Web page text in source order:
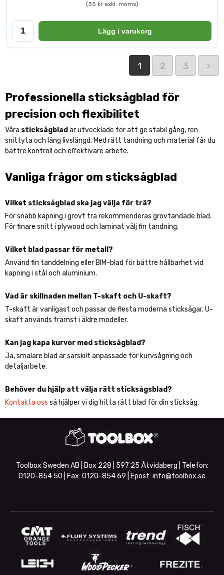
(35 kr exkl. moms)
Lägg i varukorg
1 2 3
Professionella sticksågblad för
precision och flexibilitet
Våra sticksågblad är utvecklade för att ge stabil gång, ren
snittyta och lång livslängd. Med rätt tandning och material får du
bättre kontroll och effektivare arbete.
Vanliga frågor om sticksågblad
Vilket sticksågblad ska jag välja för trä?
För snabb kapning i grovt trä rekommenderas grovtandade blad.
För finare snitt i plywood och laminat välj fin tandning.
Vilket blad passar för metall?
Använd fin tanddelning eller BIM-blad för bättre hållbarhet vid
kapning i stål och aluminium.
Vad är skillnaden mellan T-skaft och U-skaft?
T-skaft är vanligast och passar de flesta moderna sticksågar. U-
skaft används främst i äldre modeller.
Kan jag kapa kurvor med sticksågblad?
Ja, smalare blad är särskilt anpassade för kurvsågning och
detaljarbete.
Behöver du hjälp att välja rätt sticksågsblad?
Kontakta oss så hjälper vi dig hitta rätt blad för din sticksåg.
Toolbox Sweden AB | Box 228 | 597 25 Åtvidaberg | Telefon:
0120-854 50 | Fax: 0120-854 69 | Epost: info@toolbox.se